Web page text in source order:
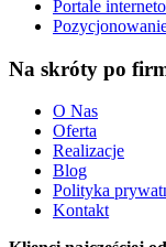
Portale
Na skróty po
O Nas
Oferta
Realizacje
Blog
Polityka
Kontakt